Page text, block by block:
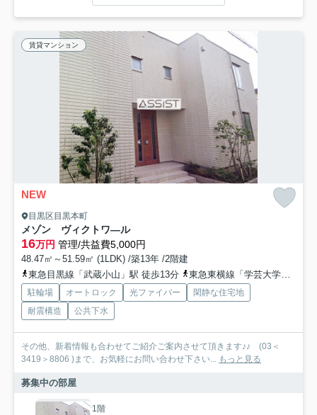
賃貸マンション
NEW
目黒区目黒本町
メゾン ヴィクトワ―ル
16万円 管理/共益費5,000円
48.47㎡～51.59㎡ (1LDK) /築13年 /2階建
東急目黒線「武蔵小山」駅 徒歩13分
東急東横線「学芸大学」駅 徒歩15分
駐輪場 オートロック 光ファイバー
閑静な住宅地
耐震構造
公共下水
その他、新着情報も合わせてご紹介ご案内させて頂きます♪♪ (03＜
3419＞8806 )まで、お気軽にお問い合わせ下さい... もっと見る
募集中の部屋
1階